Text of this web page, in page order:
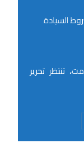
تنتظر تحرير